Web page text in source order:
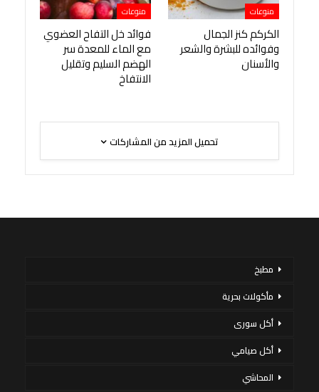
منوعات
الكركم كنز الجمال
وفوائده للبشرة والشعر
والأسنان
منوعات
فوائد خل التفاح العضوي
مع الماء للمعدة سر
الهضم السليم وتقليل
الانتفاخ
تحميل المزيد من المشاركات
مطبخ
مأكولات بحرية
أكل سورى
أكل صيامي
المحاشي